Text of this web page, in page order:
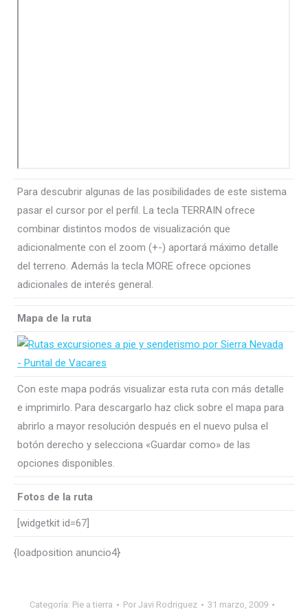
Para descubrir algunas de las posibilidades de este sistema
pasar el cursor por el perfil. La tecla TERRAIN ofrece
combinar distintos modos de visualización que
adicionalmente con el zoom (+-) aportará máximo detalle
del terreno. Además la tecla MORE ofrece opciones
adicionales de interés general.
Mapa de la ruta
Con este mapa podrás visualizar esta ruta con más detalle
e imprimirlo. Para descargarlo haz click sobre el mapa para
abrirlo a mayor resolución después en el nuevo pulsa el
botón derecho y selecciona «Guardar como» de las
opciones disponibles.
Fotos de la ruta
[widgetkit id=67]
{loadposition anuncio4}
Categoría: Pie a tierra Por Javi Rodriguez 31 marzo, 2009